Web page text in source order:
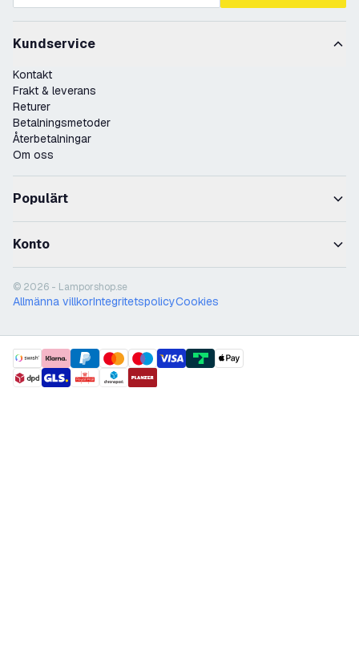
Kundservice
Kontakt
Frakt & leverans
Returer
Betalningsmetoder
Återbetalningar
Om oss
Populärt
Konto
© 2026 - Lamporshop.se
Allmänna villkorIntegritetspolicyCookies
payment methods
shipment methods